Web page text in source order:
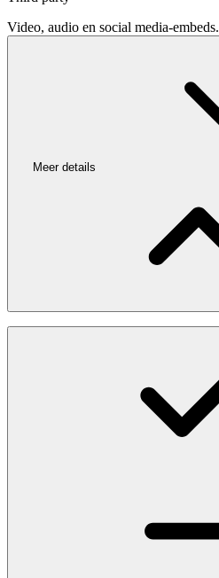
Video, audio en social media-embeds.
Meer details